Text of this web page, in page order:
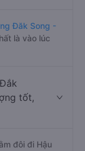
Đăk Song -
là vào lúc
tốt,
đôi đi Hậu